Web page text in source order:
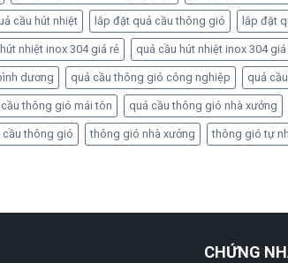
cầu hút nhiệt lắp đặt quả cầu thông gió lắp đặt
nhiệt inox 304 giá rẻ quả cầu hút nhiệt inox 304
dương quả cầu thông gió công nghiệp quả
thông gió mái tôn quả cầu thông gió nhà xưởng
thông gió thông gió nhà xưởng thông gió tự
CHỨNG